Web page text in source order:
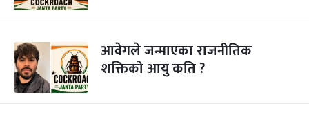
आवेगले जन्माएका राजनीतिक
शक्तिको आयु कति ?